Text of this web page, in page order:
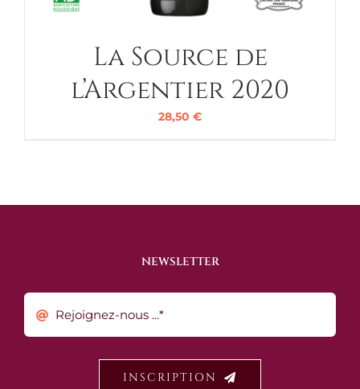
La Source de
l’Argentier 2020
28,50 €
NEWSLETTER
INSCRIPTION